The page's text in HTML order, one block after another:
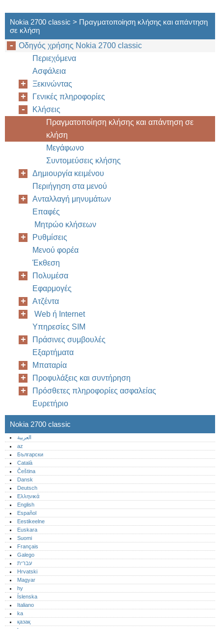
Nokia 2700 classic > Πραγματοποίηση κλήσης και απάντηση
σε κλήση
Οδηγός χρήσης Nokia 2700 classic
Περιεχόμενα
Ασφάλεια
Ξεκινώντας
Γενικές πληροφορίες
Κλήσεις
Πραγματοποίηση κλήσης και απάντηση σε
κλήση
Μεγάφωνο
Συντομεύσεις κλήσης
Δημιουργία κειμένου
Περιήγηση στα μενού
Ανταλλαγή μηνυμάτων
Επαφές
Μητρώο κλήσεων
Ρυθμίσεις
Μενού φορέα
Έκθεση
Πολυμέσα
Εφαρμογές
Ατζέντα
Web ή Internet
Υπηρεσίες SIM
Πράσινες συμβουλές
Εξαρτήματα
Μπαταρία
Προφυλάξεις και συντήρηση
Πρόσθετες πληροφορίες ασφαλείας
Ευρετήριο
Nokia 2700 classic
العربية
az
Български
Català
Čeština
Dansk
Deutsch
Ελληνικά
English
Español
Eestikeelne
Euskara
Suomi
Français
Galego
עברית
Hrvatski
Magyar
hy
Íslenska
Italiano
ka
қазақ